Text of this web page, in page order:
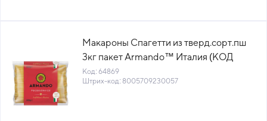
Макароны Спагетти из тверд.сорт.пш
3кг пакет Armando™ Италия (КОД
64869) (+18°С)
Код: 64869
Штрих-код: 8005709230057